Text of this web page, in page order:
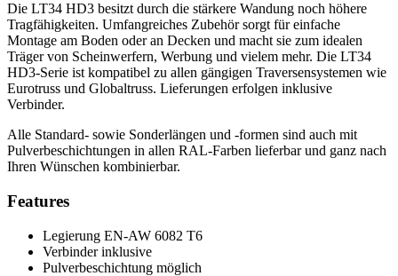
Die LT34 HD3 besitzt durch die stärkere Wandung noch höhere
Tragfähigkeiten. Umfangreiches Zubehör sorgt für einfache
Montage am Boden oder an Decken und macht sie zum idealen
Träger von Scheinwerfern, Werbung und vielem mehr. Die LT34
HD3-Serie ist kompatibel zu allen gängigen Traversensystemen wie
Eurotruss und Globaltruss. Lieferungen erfolgen inklusive
Verbinder.
Alle Standard- sowie Sonderlängen und -formen sind auch mit
Pulverbeschichtungen in allen RAL-Farben lieferbar und ganz nach
Ihren Wünschen kombinierbar.
Features
Legierung EN-AW 6082 T6
Verbinder inklusive
Pulverbeschichtung möglich